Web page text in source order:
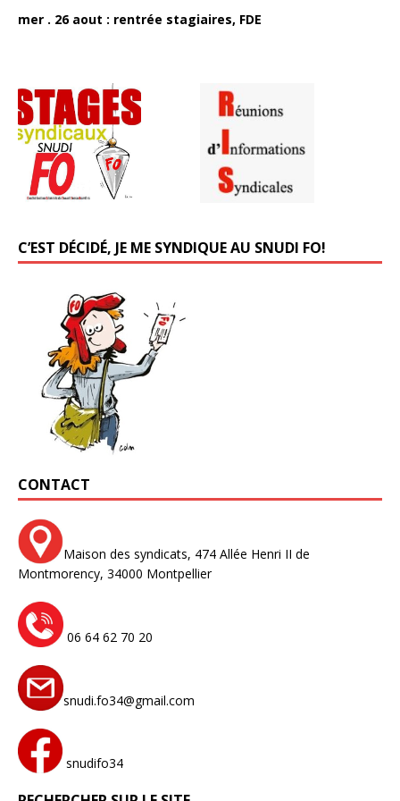
mer . 26 aout : rentrée stagiaires, FDE
C’EST DÉCIDÉ, JE ME SYNDIQUE AU SNUDI FO!
CONTACT
Maison des syndicats, 474 Allée Henri II de
Montmorency, 34000 Montpellier
06 64 62 70 20
snudi.fo34@gmail.com
snudifo34